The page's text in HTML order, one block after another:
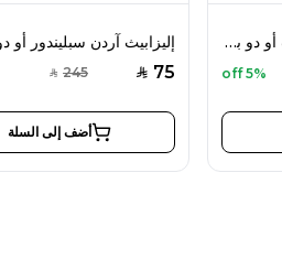
SAR 75
SAR 245
أضف إلى السلة
لطافة العود البديع أميثيست أو دو بارفان 100 مل للجنسين
5% off